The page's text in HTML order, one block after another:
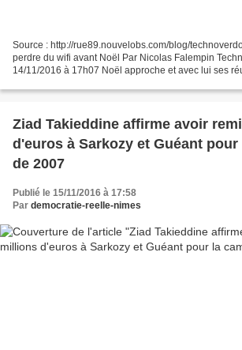
Source : http://rue89.nouvelobs.com/blog/
perdre du wifi avant Noël Par Nicolas Falempin
14/11/2016 à 17h07 Noël approche et avec lui ses
Ziad Takieddine affirme avoir
d'euros à Sarkozy et Guéant
de 2007
Publié le 15/11/2016 à 17:58
Par democratie-reelle-nimes